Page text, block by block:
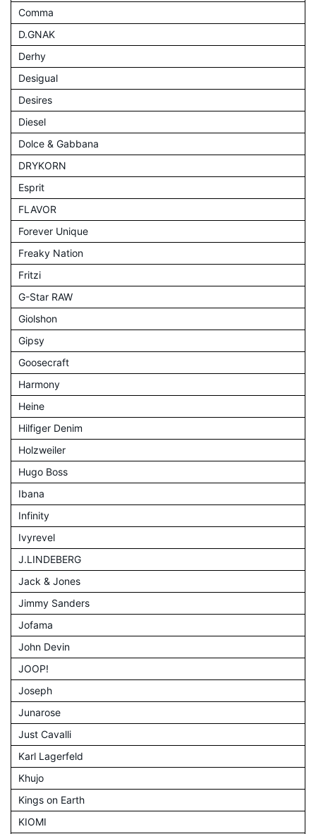
Comma
D.GNAK
Derhy
Desigual
Desires
Diesel
Dolce & Gabbana
DRYKORN
Esprit
FLAVOR
Forever Unique
Freaky Nation
Fritzi
G-Star RAW
Giolshon
Gipsy
Goosecraft
Harmony
Heine
Hilfiger Denim
Holzweiler
Hugo Boss
Ibana
Infinity
Ivyrevel
J.LINDEBERG
Jack & Jones
Jimmy Sanders
Jofama
John Devin
JOOP!
Joseph
Junarose
Just Cavalli
Karl Lagerfeld
Khujo
Kings on Earth
KIOMI